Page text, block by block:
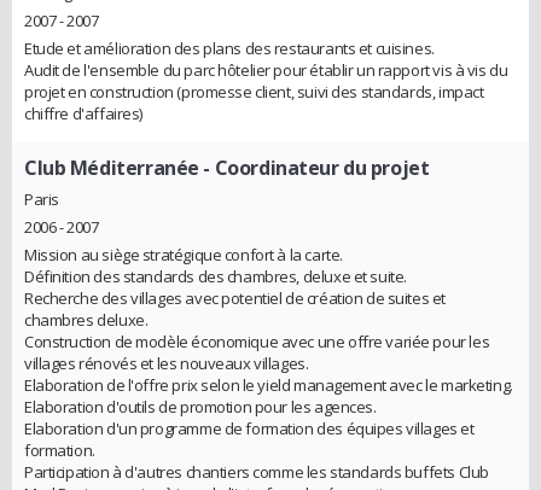
2007 - 2007
Etude et amélioration des plans des restaurants et cuisines.
Audit de l'ensemble du parc hôtelier pour établir un rapport vis à vis du
projet en construction (promesse client, suivi des standards, impact
chiffre d'affaires)
Club Méditerranée - Coordinateur du projet
Paris
2006 - 2007
Mission au siège stratégique confort à la carte.
Définition des standards des chambres, deluxe et suite.
Recherche des villages avec potentiel de création de suites et
chambres deluxe.
Construction de modèle économique avec une offre variée pour les
villages rénovés et les nouveaux villages.
Elaboration de l'offre prix selon le yield management avec le marketing.
Elaboration d'outils de promotion pour les agences.
Elaboration d'un programme de formation des équipes villages et
formation.
Participation à d'autres chantiers comme les standards buffets Club